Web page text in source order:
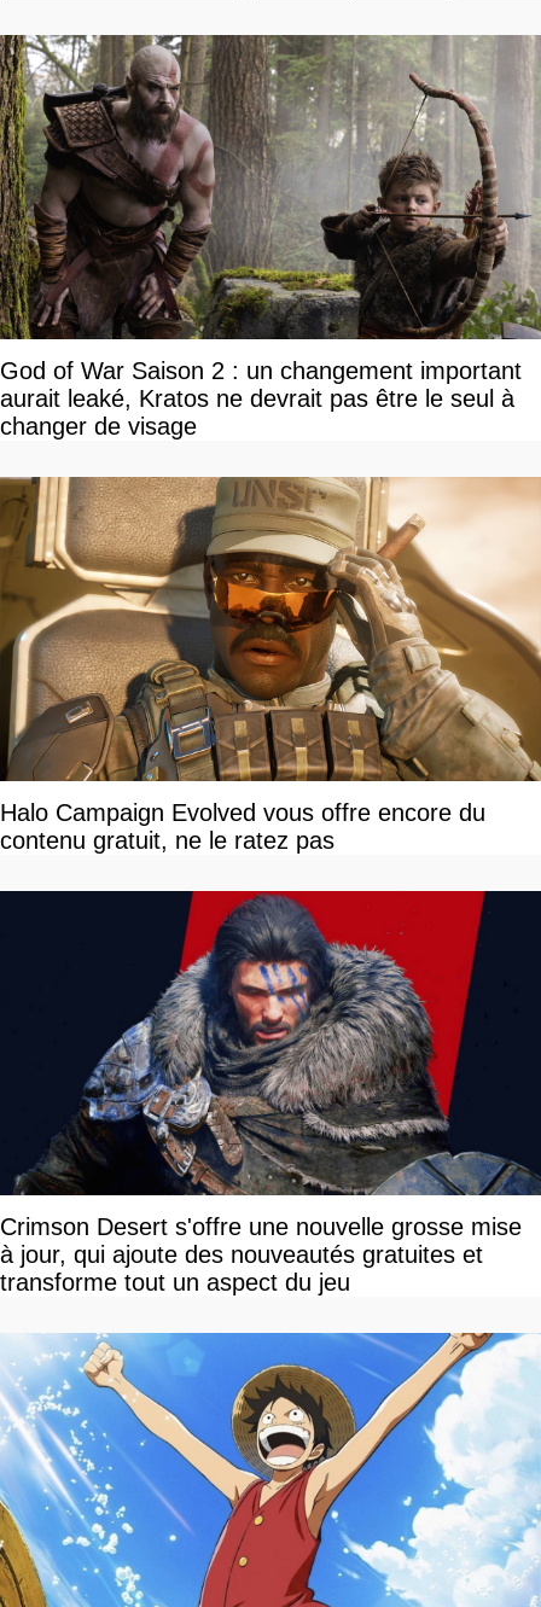
God of War Saison 2 : un changement important
aurait leaké, Kratos ne devrait pas être le seul à
changer de visage
Halo Campaign Evolved vous offre encore du
contenu gratuit, ne le ratez pas
Crimson Desert s'offre une nouvelle grosse mise
à jour, qui ajoute des nouveautés gratuites et
transforme tout un aspect du jeu